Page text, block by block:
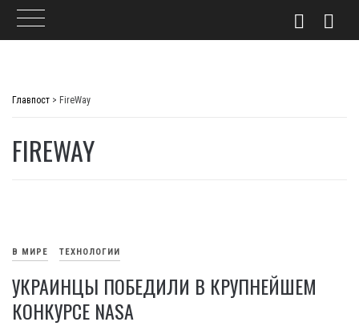
Главпост > FireWay
FIREWAY
В МИРЕ ТЕХНОЛОГИИ
УКРАИНЦЫ ПОБЕДИЛИ В КРУПНЕЙШЕМ
КОНКУРСЕ NASA